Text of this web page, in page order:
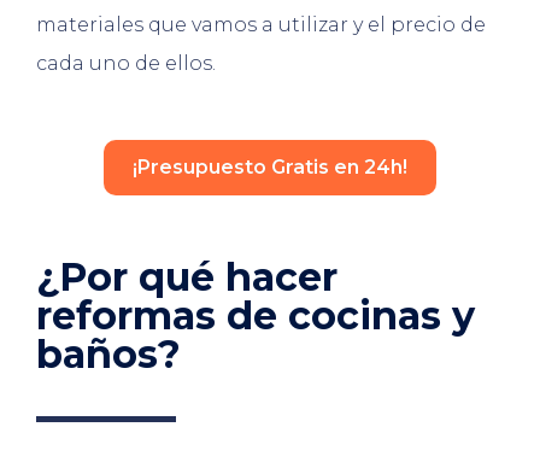
materiales que vamos a utilizar y el precio de
cada uno de ellos.
¡Presupuesto Gratis en 24h!
¿Por qué hacer
reformas de cocinas y
baños?